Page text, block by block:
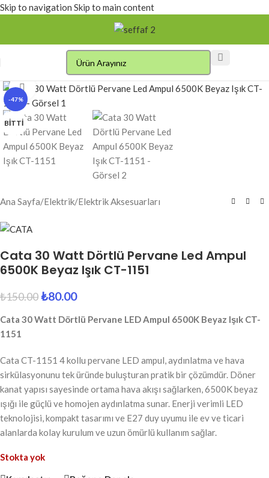
Skip to navigation Skip to main content
-47%
BITTI
Click to enlarge
Ana Sayfa/Elektrik/Elektrik Aksesuarları
Cata 30 Watt Dörtlü Pervane Led Ampul
6500K Beyaz Işık CT-1151
₺150.00 ₺80.00
Cata 30 Watt Dörtlü Pervane LED Ampul 6500K Beyaz Işık CT-
1151
Cata CT-1151 4 kollu pervane LED ampul, aydınlatma ve hava
sirkülasyonunu tek üründe buluşturan pratik bir çözümdür. Döner
kanat yapısı sayesinde ortama hava akışı sağlarken, 6500K beyaz
ışığı ile güçlü ve homojen aydınlatma sunar. Enerji verimli LED
teknolojisi, kompakt tasarımı ve E27 duy uyumu ile ev ve ticari
alanlarda kolay kurulum ve uzun ömürlü kullanım sağlar.
Stokta yok